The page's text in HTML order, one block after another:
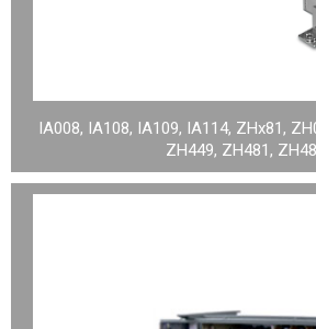
IA008, IA108, IA109, IA114, ZHx81,
ZH449, ZH481,